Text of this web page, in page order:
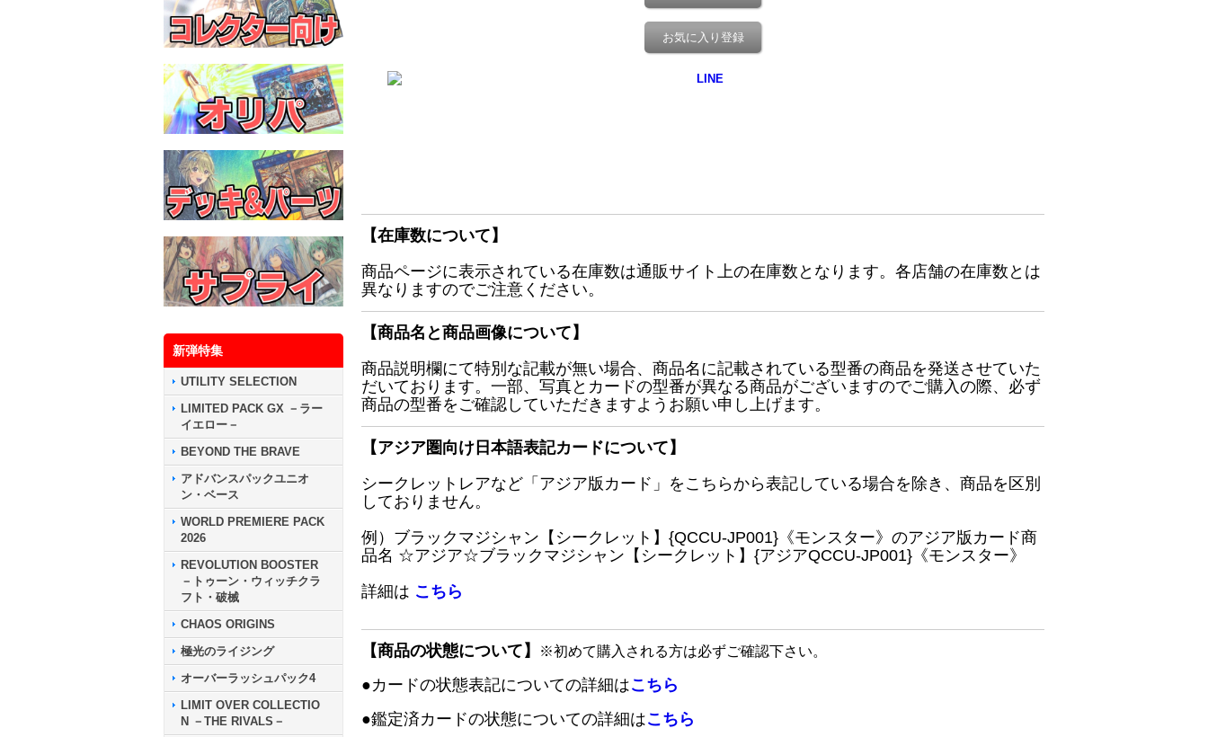
新弾特集
UTILITY SELECTION
LIMITED PACK GX －ラー
イエロー－
BEYOND THE BRAVE
アドバンスパックユニオ
ン・ベース
WORLD PREMIERE PACK
2026
REVOLUTION BOOSTER
－トゥーン・ウィッチクラ
フト・破械
CHAOS ORIGINS
極光のライジング
オーバーラッシュパック4
LIMIT OVER COLLECTIO
N －THE RIVALS－
お気に入り登録
【在庫数について】
商品ページに表示されている在庫数は通販サイト上の在庫数となります。各店舗の在庫数とは
異なりますのでご注意ください。
【商品名と商品画像について】
商品説明欄にて特別な記載が無い場合、商品名に記載されている型番の商品を発送させていた
だいております。一部、写真とカードの型番が異なる商品がございますのでご購入の際、必ず
商品の型番をご確認していただきますようお願い申し上げます。
【アジア圏向け日本語表記カードについて】
シークレットレアなど「アジア版カード」をこちらから表記している場合を除き、商品を区別
しておりません。
例）ブラックマジシャン【シークレット】{QCCU-JP001}《モンスター》のアジア版カード商
品名 ☆アジア☆ブラックマジシャン【シークレット】{アジアQCCU-JP001}《モンスター》
詳細は こちら
【商品の状態について】 ※初めて購入される方は必ずご確認下さい。
●カードの状態表記についての詳細はこちら
●鑑定済カードの状態についての詳細はこちら